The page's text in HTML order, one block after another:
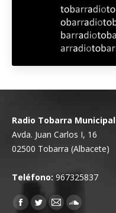
Radio Tobarra Municipal
Avda. Juan Carlos I, 16
02500 Tobarra (Albacete)
Teléfono: 967325837
Encuéntranos en:
Facebook
TwitterMailSoundCloud